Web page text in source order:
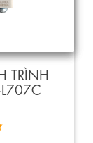
TRÌNH